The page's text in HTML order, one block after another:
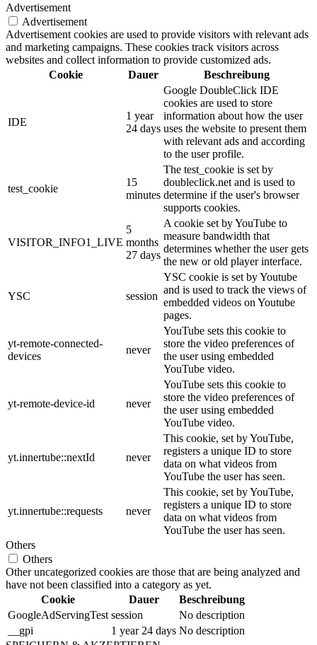
Advertisement
Advertisement
Advertisement cookies are used to provide visitors with relevant ads
and marketing campaigns. These cookies track visitors across
websites and collect information to provide customized ads.
Cookie
Dauer Beschreibung
IDE
1 year
24 days
Google DoubleClick IDE
cookies are used to store
information about how the user
uses the website to present them
with relevant ads and according
to the user profile.
test_cookie
15
minutes
The test_cookie is set by
doubleclick.net and is used to
determine if the user's browser
supports cookies.
VISITOR_INFO1_LIVE
5
months
27 days
A cookie set by YouTube to
measure bandwidth that
determines whether the user gets
the new or old player interface.
YSC session
YSC cookie is set by Youtube
and is used to track the views of
embedded videos on Youtube
pages.
yt-remote-connected-
devices
never
YouTube sets this cookie to
store the video preferences of
the user using embedded
YouTube video.
yt-remote-device-id never
YouTube sets this cookie to
store the video preferences of
the user using embedded
YouTube video.
yt.innertube::nextId never
This cookie, set by YouTube,
registers a unique ID to store
data on what videos from
YouTube the user has seen.
yt.innertube::requests never
This cookie, set by YouTube,
registers a unique ID to store
data on what videos from
YouTube the user has seen.
Others
Others
Other uncategorized cookies are those that are being analyzed and
have not been classified into a category as yet.
Cookie
Dauer
Beschreibung
GoogleAdServingTest session
No description
__gpi
1 year 24 days No description